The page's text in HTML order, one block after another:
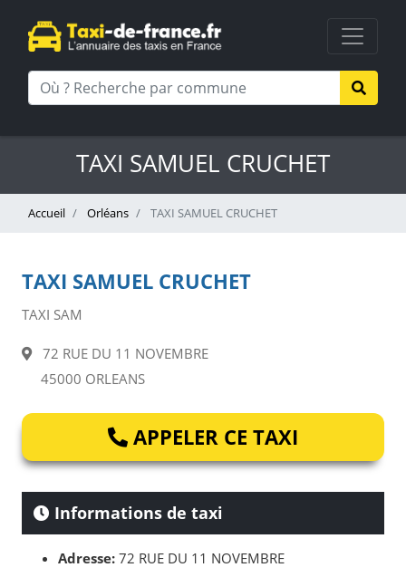
TAXI SAMUEL CRUCHET
Accueil Orléans TAXI SAMUEL CRUCHET
TAXI SAMUEL CRUCHET
TAXI SAM
72 RUE DU 11 NOVEMBRE
45000 ORLEANS
APPELER CE TAXI
Informations de taxi
Adresse: 72 RUE DU 11 NOVEMBRE